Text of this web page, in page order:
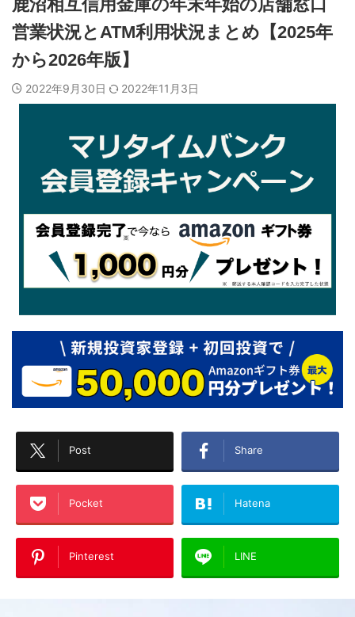
鹿沼相互信用金庫の年末年始の店舗窓口
営業状況とATM利用状況まとめ【2025年
から2026年版】
2022年9月30日 2022年11月3日
Post Share
Pocket Hatena
Pinterest LINE